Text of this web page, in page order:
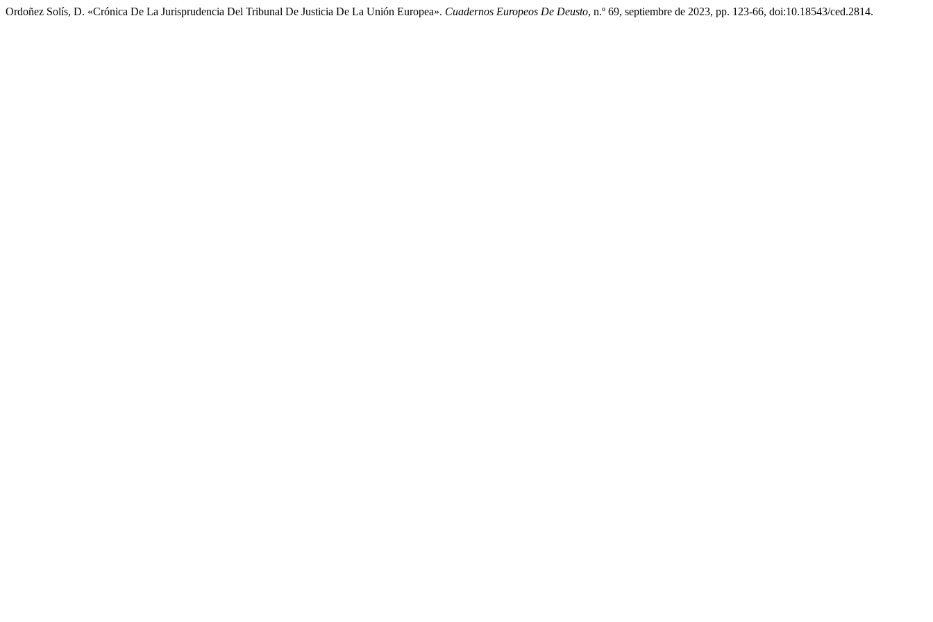
Ordoñez Solís, D. «Crónica De La Jurisprudencia Del Tribunal De Justicia De La Unión Europea». Cuadernos Europeos De Deusto, n.º 69, septiembre de 2023, pp. 123-66, doi:10.18543/ced.2814.